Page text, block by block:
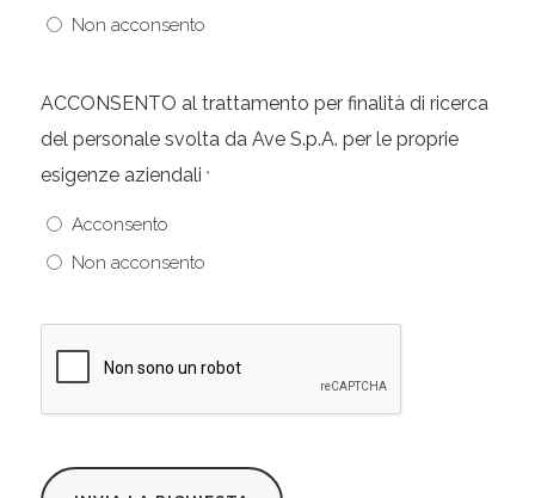
Non acconsento
ACCONSENTO al trattamento per finalità di ricerca
del personale svolta da Ave S.p.A. per le proprie
esigenze aziendali *
Acconsento
Non acconsento